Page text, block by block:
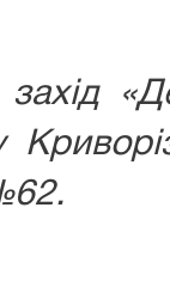
захід